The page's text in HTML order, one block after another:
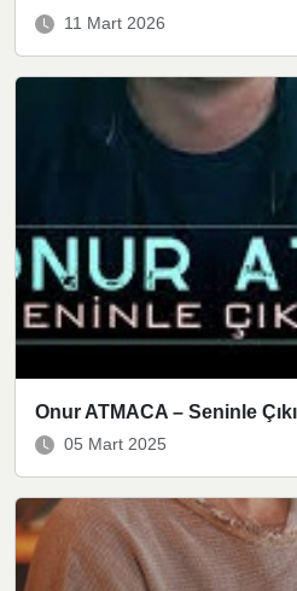
11 Mart 2026
Onur ATMACA – Seninle
05 Mart 2025